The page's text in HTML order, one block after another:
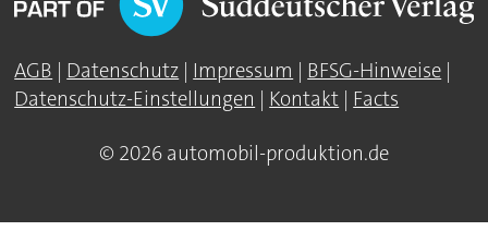
AGB Datenschutz Impressum BFSG-Hinweise
Datenschutz-Einstellungen
Kontakt Facts
© 2026 automobil-produktion.de